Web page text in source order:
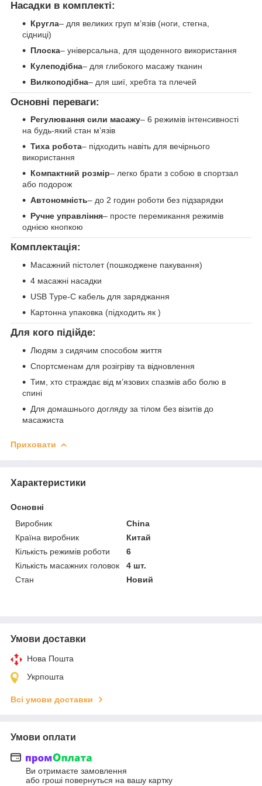
Насадки в комплекті:
Кругла– для великих груп м’язів (ноги, стегна,
сідниці)
Плоска– універсальна, для щоденного використання
Кулеподібна– для глибокого масажу тканин
Вилкоподібна– для шиї, хребта та плечей
Основні переваги:
Регулювання сили масажу– 6 режимів інтенсивності
на будь-який стан м’язів
Тиха робота– підходить навіть для вечірнього
використання
Компактний розмір– легко брати з собою в спортзал
або подорож
Автономність– до 2 годин роботи без підзарядки
Ручне управління– просте перемикання режимів
однією кнопкою
Комплектація:
Масажний пістолет (пошкоджене пакування)
4 масажні насадки
USB Type-C кабель для заряджання
Картонна упаковка (підходить як )
Для кого підійде:
Людям з сидячим способом життя
Спортсменам для розігріву та відновлення
Тим, хто страждає від м’язових спазмів або болю в
спині
Для домашнього догляду за тілом без візитів до
масажиста
Приховати
Характеристики
Основні
Виробник
China
Країна виробник
Китай
Кількість режимів роботи
6
Кількість масажних головок
4 шт.
Стан
Новий
Умови доставки
Нова Пошта
Укрпошта
Всі умови доставки
Умови оплати
Ви отримаєте замовлення
або гроші повернуться на вашу картку